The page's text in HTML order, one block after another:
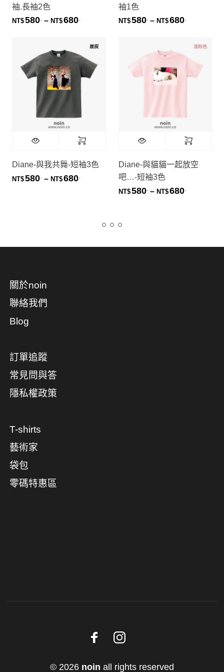
袖.長袖2色
NT$580 – NT$680價格範圍：NT$580. 到 NT$680.
袖1色
NT$580 – NT$680
Diane-與我共舞-短袖3色
NT$580 – NT$680價格範圍：NT$580. 到 NT$680.
Diane-與貓貓一起放空
吧…-短袖3色
NT$580 – NT$680
關於noin
聯絡我們
Blog
訂單追蹤
常見問與答
隱私權政策
T-shirts
藝術家
袋包
零碼特惠區
© 2026 noin all rights reserved